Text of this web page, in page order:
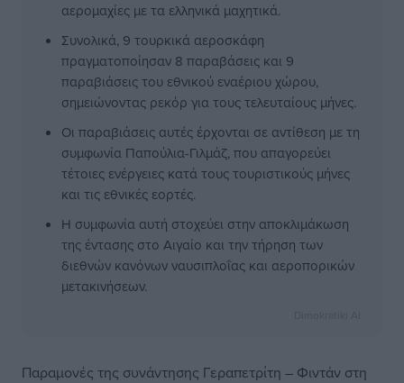
αερομαχίες με τα ελληνικά μαχητικά.
Συνολικά, 9 τουρκικά αεροσκάφη
πραγματοποίησαν 8 παραβάσεις και 9
παραβιάσεις του εθνικού εναέριου χώρου,
σημειώνοντας ρεκόρ για τους τελευταίους μήνες.
Οι παραβιάσεις αυτές έρχονται σε αντίθεση με τη
συμφωνία Παπούλια-Γιλμάζ, που απαγορεύει
τέτοιες ενέργειες κατά τους τουριστικούς μήνες
και τις εθνικές εορτές.
Η συμφωνία αυτή στοχεύει στην αποκλιμάκωση
της έντασης στο Αιγαίο και την τήρηση των
διεθνών κανόνων ναυσιπλοΐας και αεροπορικών
μετακινήσεων.
Παραμονές της συνάντησης Γεραπετρίτη – Φιντάν στη